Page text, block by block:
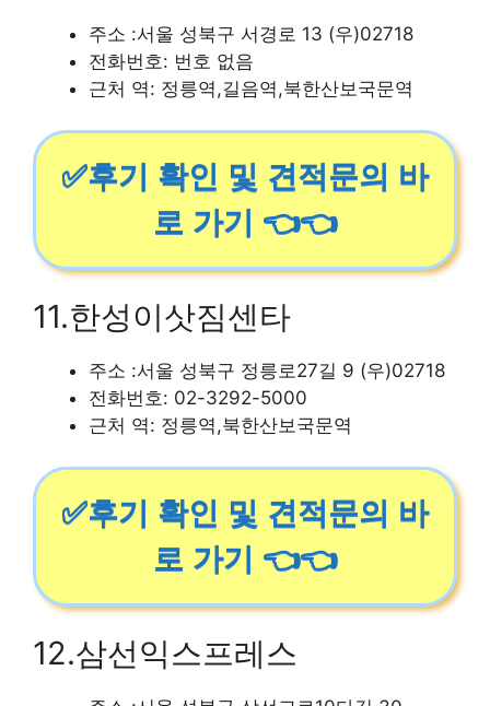
주소 :서울 성북구 서경로 13 (우)02718
전화번호: 번호 없음
근처 역: 정릉역,길음역,북한산보국문역
✅후기 확인 및 견적문의 바
로 가기 👈👈
11.한성이삿짐센타
주소 :서울 성북구 정릉로27길 9 (우)02718
전화번호: 02-3292-5000
근처 역: 정릉역,북한산보국문역
✅후기 확인 및 견적문의 바
로 가기 👈👈
12.삼선익스프레스